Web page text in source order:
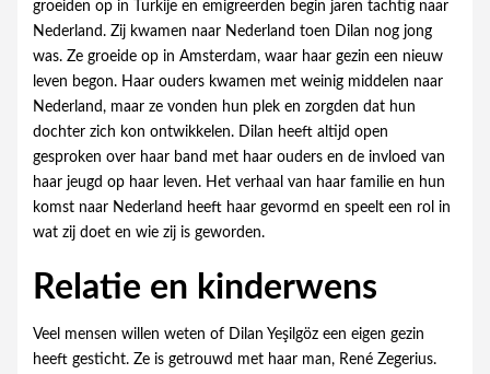
groeiden op in Turkije en emigreerden begin jaren tachtig naar
Nederland. Zij kwamen naar Nederland toen Dilan nog jong
was. Ze groeide op in Amsterdam, waar haar gezin een nieuw
leven begon. Haar ouders kwamen met weinig middelen naar
Nederland, maar ze vonden hun plek en zorgden dat hun
dochter zich kon ontwikkelen. Dilan heeft altijd open
gesproken over haar band met haar ouders en de invloed van
haar jeugd op haar leven. Het verhaal van haar familie en hun
komst naar Nederland heeft haar gevormd en speelt een rol in
wat zij doet en wie zij is geworden.
Relatie en kinderwens
Veel mensen willen weten of Dilan Yeşilgöz een eigen gezin
heeft gesticht. Ze is getrouwd met haar man, René Zegerius.